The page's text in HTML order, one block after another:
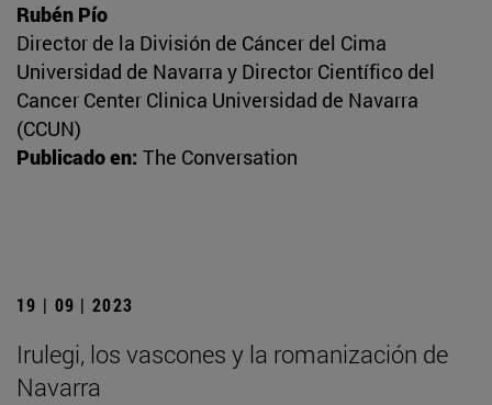
Rubén Pío
Director de la División de Cáncer del Cima
Universidad de Navarra y Director Científico del
Cancer Center Clinica Universidad de Navarra
(CCUN)
Publicado en: The Conversation
19 | 09 | 2023
Irulegi, los vascones y la romanización de
Navarra